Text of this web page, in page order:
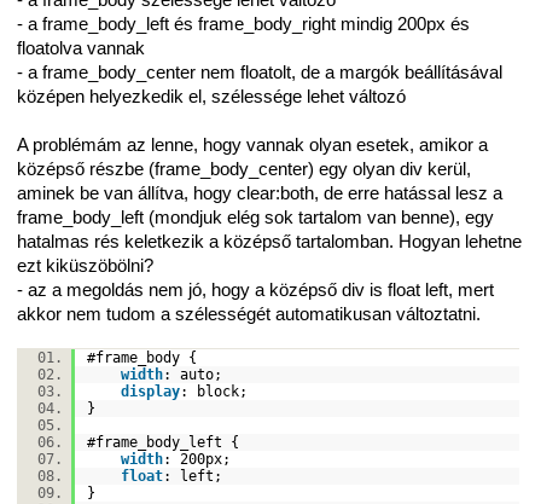
- a frame_body_left és frame_body_right mindig 200px és
floatolva vannak
- a frame_body_center nem floatolt, de a margók beállításával
középen helyezkedik el, szélessége lehet változó
A problémám az lenne, hogy vannak olyan esetek, amikor a
középső részbe (frame_body_center) egy olyan div kerül,
aminek be van állítva, hogy clear:both, de erre hatással lesz a
frame_body_left (mondjuk elég sok tartalom van benne), egy
hatalmas rés keletkezik a középső tartalomban. Hogyan lehetne
ezt kiküszöbölni?
- az a megoldás nem jó, hogy a középső div is float left, mert
akkor nem tudom a szélességét automatikusan változtatni.
#frame _body {
width: auto;
display: block;
}
#frame _body_left {
width: 200px;
float: left ;
}